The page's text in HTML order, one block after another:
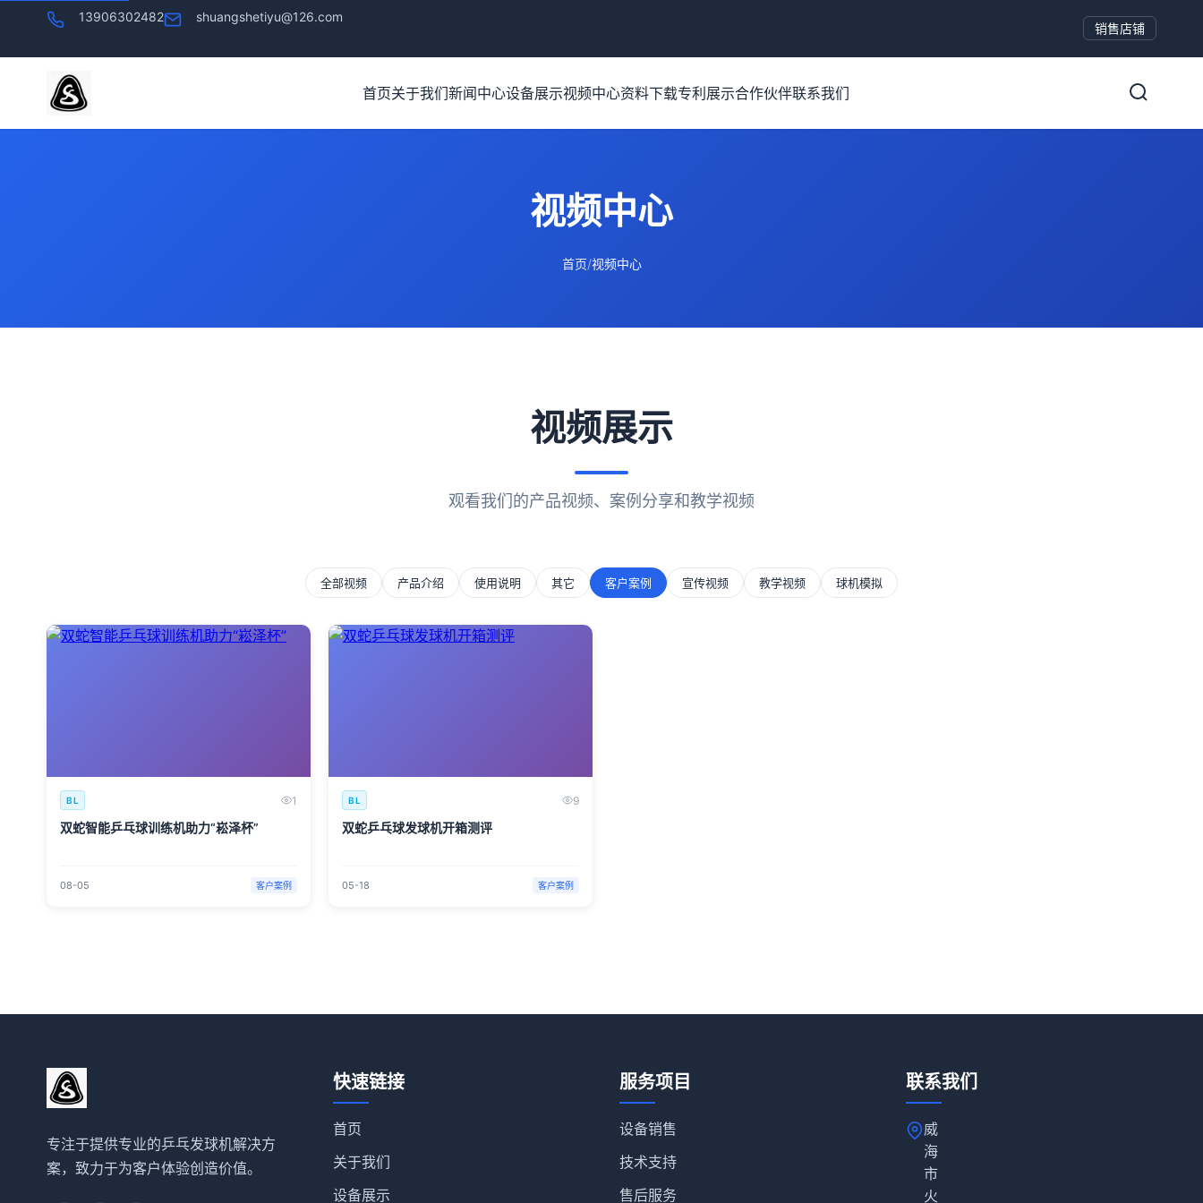
13906302482 shuangshetiyu@126.com
销售店铺
首页关于我们新闻中心设备展示视频中心资料下载专利展示合作伙伴联系我们
视频中心
首页/视频中心
视频展示
观看我们的产品视频、案例分享和教学视频
全部视频 产品介绍 使用说明 其它 客户案例 宣传视频 教学视频 球机模拟
BL 1
双蛇智能乒乓球训练机助力“崧泽杯”
08-05 客户案例
BL 9
双蛇乒乓球发球机开箱测评
05-18 客户案例
专注于提供专业的乒乓发球机解决方
案，致力于为客户体验创造价值。
快速链接
首页
关于我们
设备展示
服务项目
设备销售
技术支持
售后服务
联系我们
威
海
市
火